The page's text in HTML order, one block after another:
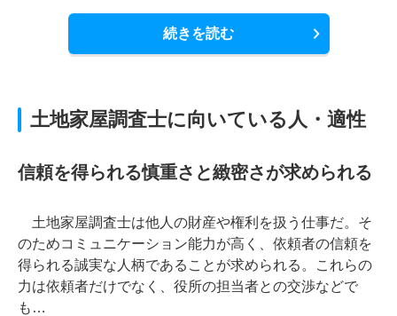
続きを読む
土地家屋調査士に向いている人・適性
信頼を得られる慎重さと緻密さが求められる
土地家屋調査士は他人の財産や権利を扱う仕事だ。そ
のためコミュニケーション能力が高く、依頼者の信頼を
得られる誠実な人柄であることが求められる。これらの
力は依頼者だけでなく、役所の担当者との交渉などで
も…